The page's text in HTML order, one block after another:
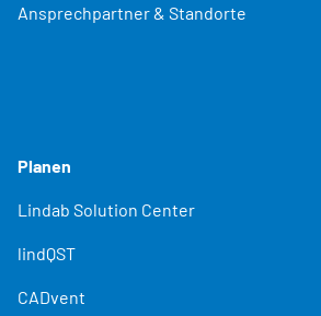
Ansprechpartner & Standorte
Planen
Lindab Solution Center
lindQST
CADvent